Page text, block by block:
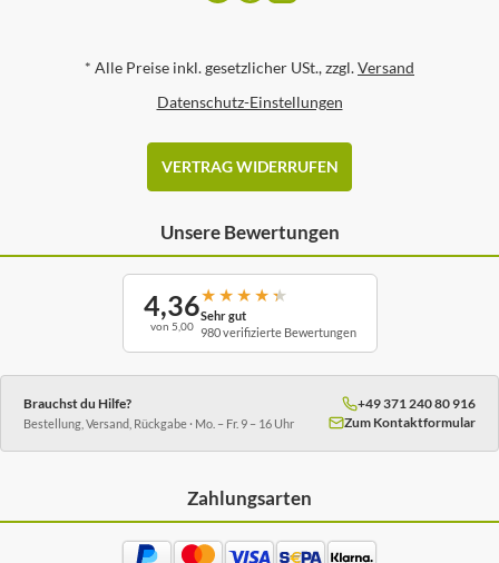
* Alle Preise inkl. gesetzlicher USt., zzgl.Versand
Datenschutz-Einstellungen
VERTRAG WIDERRUFEN
Unsere Bewertungen
4,36
von 5,00
★ ★ ★ ★ ★
Sehr gut
980 verifizierte Bewertungen
Brauchst du Hilfe?
Bestellung, Versand, Rückgabe · Mo. – Fr. 9 – 16 Uhr
+49 371 240 80 916
Zum Kontaktformular
Zahlungsarten